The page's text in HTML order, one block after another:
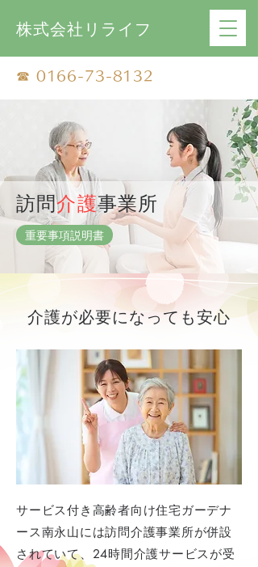
株式会社リライフ
☎ 0166-73-8132
訪問介護事業所
重要事項説明書
介護が必要になっても安心
サービス付き高齢者向け住宅ガーデナ
ース南永山には訪問介護事業所が併設
されていて、24時間介護サービスが受